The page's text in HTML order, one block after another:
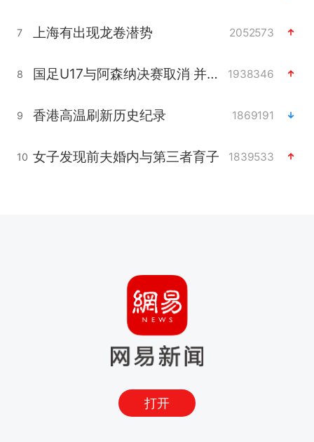
7 上海有出现龙卷潜势 2052573
8 国足U17与阿森纳决赛取消 并列冠军 1938346
9 香港高温刷新历史纪录 1869191
10 女子发现前夫婚内与第三者育子 1839533
打开